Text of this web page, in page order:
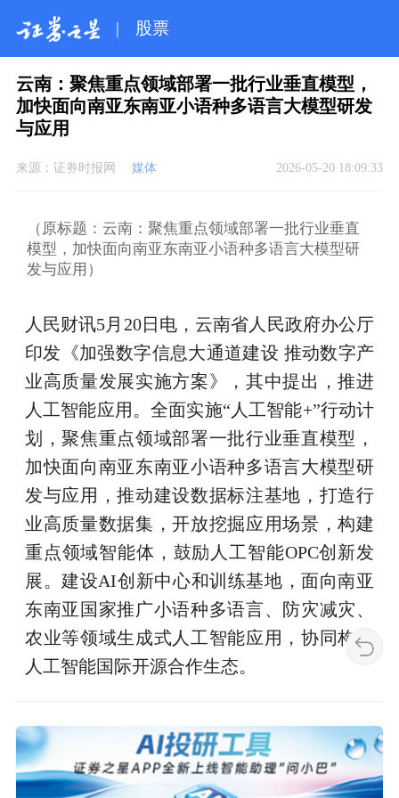
| 股票
云南：聚焦重点领域部署一批行业垂直模型，
加快面向南亚东南亚小语种多语言大模型研发
与应用
来源： 证券时报网 媒体 2026-05-20 18:09:33
（原标题：云南：聚焦重点领域部署一批行业垂直
模型，加快面向南亚东南亚小语种多语言大模型研
发与应用）
人民财讯5月20日电，云南省人民政府办公厅
印发《加强数字信息大通道建设 推动数字产
业高质量发展实施方案》，其中提出，推进
人工智能应用。全面实施“人工智能+”行动计
划，聚焦重点领域部署一批行业垂直模型，
加快面向南亚东南亚小语种多语言大模型研
发与应用，推动建设数据标注基地，打造行
业高质量数据集，开放挖掘应用场景，构建
重点领域智能体，鼓励人工智能OPC创新发
展。建设AI创新中心和训练基地，面向南亚
东南亚国家推广小语种多语言、防灾减灾、
农业等领域生成式人工智能应用，协同构建
人工智能国际开源合作生态。